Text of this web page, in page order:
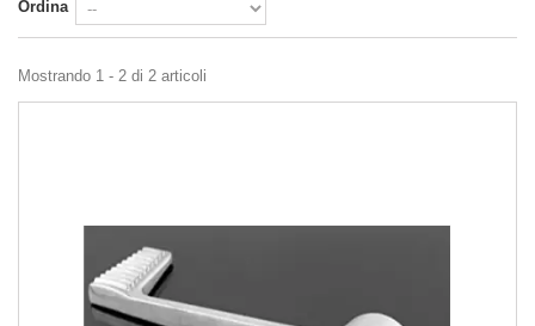
Ordina
Mostrando 1 - 2 di 2 articoli